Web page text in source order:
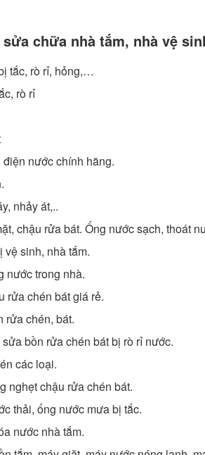
chữa nhà tắm, nhà vệ
tắc, rò rỉ, hỏng,…
rò rỉ
nước chính hãng.
nhảy át,..
chậu rửa bát. Ống nước sạch, thoát
vệ sinh, nhà tắm.
nước trong nhà.
rửa chén bát giá rẻ.
rửa chén, bát.
bồn rửa chén bát bị rò rỉ nước.
các loại.
nghẹt chậu rửa chén bát.
thải, ống nước mưa bị tắc.
nước nhà tắm.